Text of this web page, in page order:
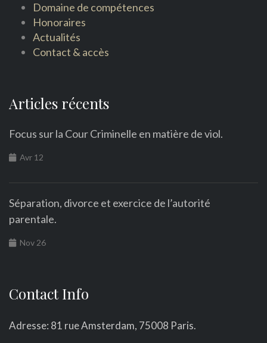
Domaine de compétences
Honoraires
Actualités
Contact & accès
Articles récents
Focus sur la Cour Criminelle en matière de viol.
Avr 12
Séparation, divorce et exercice de l’autorité
parentale.
Nov 26
Contact Info
Adresse: 81 rue Amsterdam, 75008 Paris.